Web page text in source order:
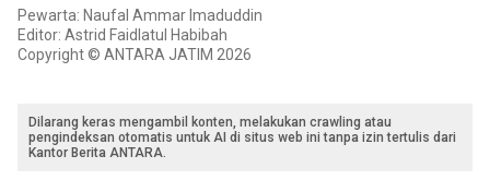
Pewarta: Naufal Ammar Imaduddin
Editor: Astrid Faidlatul Habibah
Copyright © ANTARA JATIM 2026
Dilarang keras mengambil konten, melakukan crawling atau
pengindeksan otomatis untuk AI di situs web ini tanpa izin tertulis dari
Kantor Berita ANTARA.